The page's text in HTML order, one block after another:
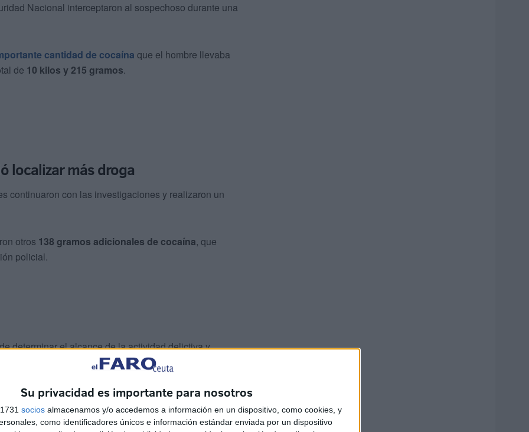
Su privacidad es importante para nosotros
socios almacenamos y/o accedemos a información en un dispositivo, como cookies, y
como identificadores únicos e información estándar enviada por un dispositivo
Nacional interceptaron al sospechoso durante una
cantidad de cocaína que el hombre llevaba
de 10 kilos y 215 gramos.
localizar más droga
continuaron con las investigaciones y realizaron un
otros 138 gramos adicionales de cocaína, que
policial.
determinar el alcance de la actividad delictiva y
red de tráfico de drogas.
por otro caso
la base de datos policial revelaron que el arrestado ya